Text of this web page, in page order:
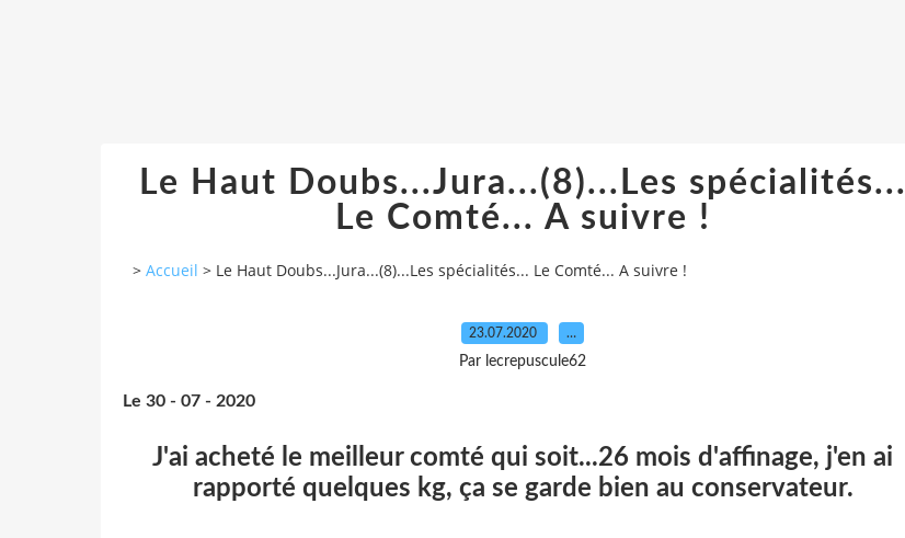
Le Haut Doubs...Jura...(8)...Les spécialités...
Le Comté... A suivre !
> Accueil > Le Haut Doubs...Jura...(8)...Les spécialités... Le Comté... A suivre !
23.07.2020 …
Par lecrepuscule62
Le 30 - 07 - 2020
J'ai acheté le meilleur comté qui soit...26 mois d'affinage, j'en ai
rapporté quelques kg, ça se garde bien au conservateur.